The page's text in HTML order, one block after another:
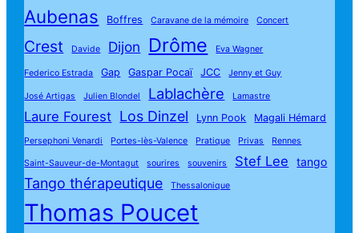
Aubenas Boffres Caravane de la mémoire Concert
Crest Davide Dijon Drôme Eva Wagner
Federico Estrada Gap Gaspar Pocaï JCC Jenny et Guy
José Artigas Julien Blondel Lablachère Lamastre
Laure Fourest Los Dinzel Lynn Pook Magali Hémard
Persephoni Venardi Portes-lès-Valence Pratique Privas Rennes
Saint-Sauveur-de-Montagut sourires souvenirs Stef Lee tango
Tango thérapeutique Thessalonique
Thomas Poucet